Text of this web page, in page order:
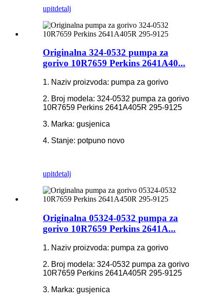
upitdetalj
Originalna 324-0532 pumpa za
gorivo 10R7659 Perkins 2641A40...
1. Naziv proizvoda: pumpa za gorivo
2. Broj modela: 324-0532 pumpa za gorivo
10R7659 Perkins 2641A405R 295-9125
3. Marka: gusjenica
4. Stanje: potpuno novo
upitdetalj
Originalna 05324-0532 pumpa za
gorivo 10R7659 Perkins 2641A...
1. Naziv proizvoda: pumpa za gorivo
2. Broj modela: 324-0532 pumpa za gorivo
10R7659 Perkins 2641A405R 295-9125
3. Marka: gusjenica